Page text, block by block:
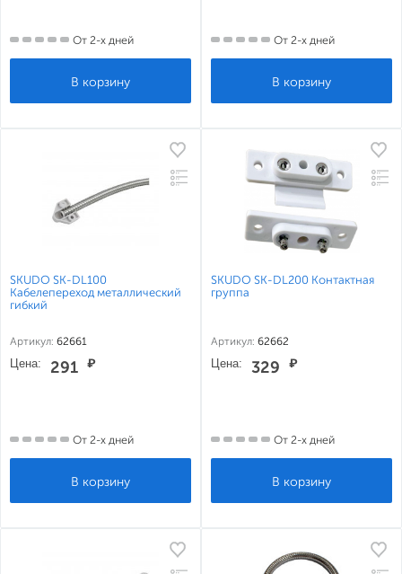
От 2-х дней От 2-х дней
SKUDO SK-DL100
Кабелепереход металлический
гибкий
Артикул: 62661
Цена: 291 ₽
От 2-х дней
SKUDO SK-DL200 Контактная
группа
Артикул: 62662
Цена: 329 ₽
От 2-х дней